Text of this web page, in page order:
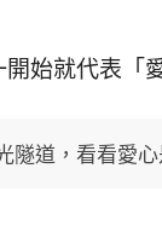
始就代表「
隧道，看看愛